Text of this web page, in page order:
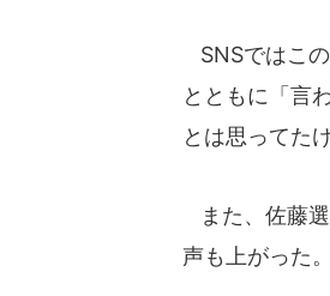
SNSではこ
とともに「言
とは思ってた
また、佐藤
声も上がった。